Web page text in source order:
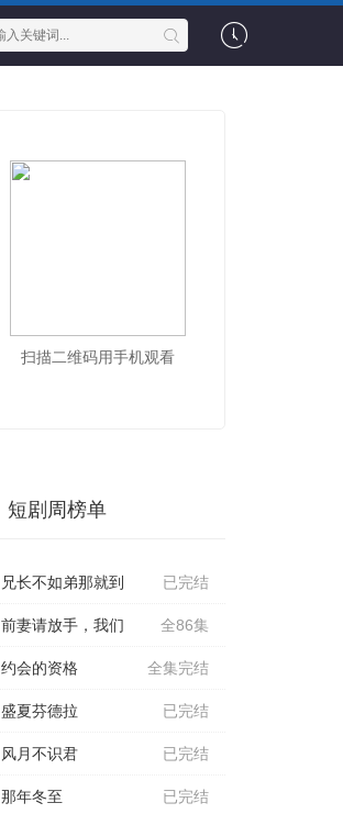
扫描二维码用手机观看
短剧周榜单
已完结
兄长不如弟那就到
全86集
前妻请放手，我们
全集完结
约会的资格
已完结
盛夏芬德拉
已完结
风月不识君
已完结
那年冬至